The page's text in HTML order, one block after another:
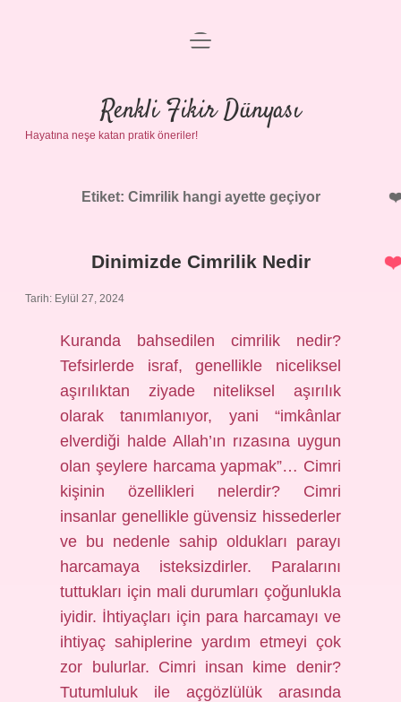
Anasayfa
Gizlilik Politikası
Yasal Uyarı
menüyü
Renkli Fikir Dünyası
Hayatına neşe katan pratik öneriler!
Etiket: Cimrilik hangi ayette geçiyor
Dinimizde Cimrilik Nedir
Tarih: Eylül 27, 2024
Kuranda bahsedilen cimrilik nedir?
Tefsirlerde israf, genellikle niceliksel
aşırılıktan ziyade niteliksel aşırılık
olarak tanımlanıyor, yani “imkânlar
elverdiği halde Allah’ın rızasına uygun
olan şeylere harcama yapmak”… Cimri
kişinin özellikleri nelerdir? Cimri
insanlar genellikle güvensiz hissederler
ve bu nedenle sahip oldukları parayı
harcamaya isteksizdirler. Paralarını
tuttukları için mali durumları çoğunlukla
iyidir. İhtiyaçları için para harcamayı ve
ihtiyaç sahiplerine yardım etmeyi çok
zor bulurlar. Cimri insan kime denir?
Tutumluluk ile açgözlülük arasında